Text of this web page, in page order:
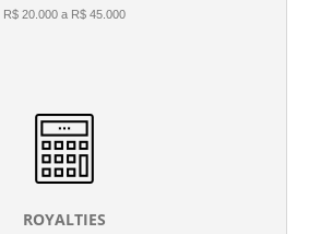
R$ 20.000 a R$ 45.000
ROYALTIES